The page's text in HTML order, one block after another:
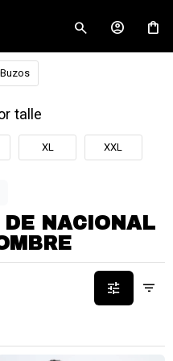
Buzos
talle
XL XXL
DE NACIONAL